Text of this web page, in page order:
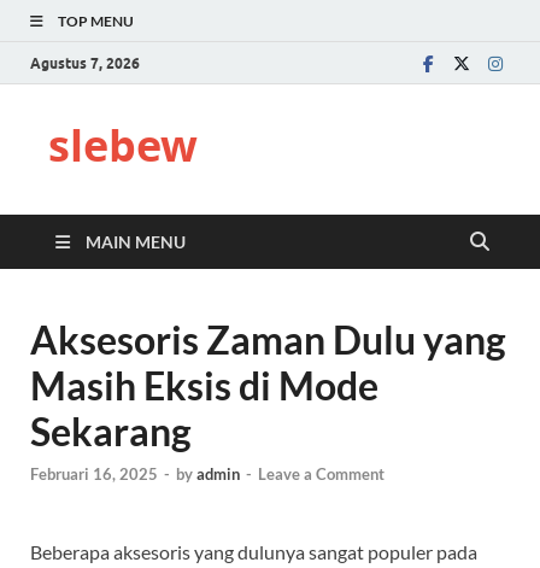
TOP MENU
Agustus 7, 2026
slebew
MAIN MENU
Aksesoris Zaman Dulu yang
Masih Eksis di Mode
Sekarang
Februari 16, 2025 - byadmin - Leave a Comment
Beberapa aksesoris yang dulunya sangat populer pada